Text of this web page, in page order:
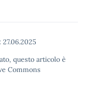
27.06.2025
questo articolo è
Commons